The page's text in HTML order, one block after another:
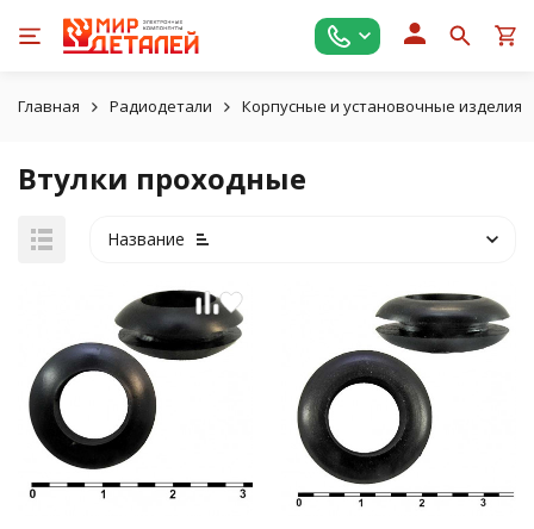
Главная Радиодетали Корпусные и установочные изделия
Втулки проходные
Название